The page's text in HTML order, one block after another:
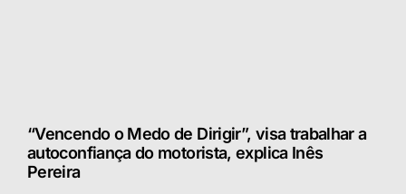
“Vencendo o Medo de Dirigir”, visa trabalhar a
autoconfiança do motorista, explica Inês
Pereira